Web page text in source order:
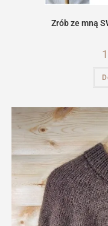
Zrób ze mną